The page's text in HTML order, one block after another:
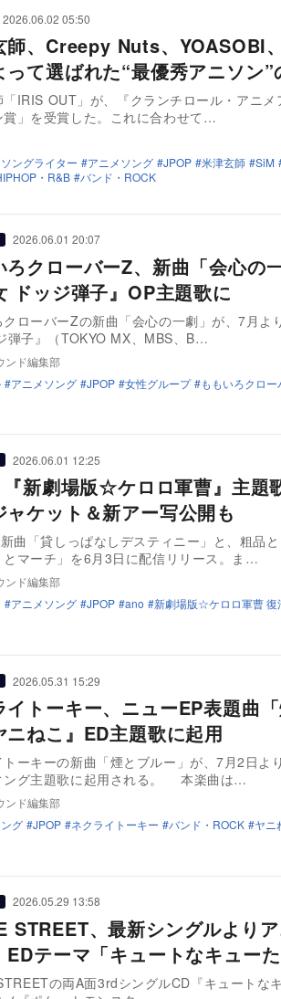
2026.06.02 05:50
師、Creepy Nuts、
って選ばれた“最優秀アニソン”
「IRIS OUT」が、『クランチロール・アニ
賞」を受賞した。これに合わせて…
ングライター
アニメソング JPOP 米津玄師 SiM
・R&B
バンド・ROCK
2026.06.01 20:07
ろクローバーZ、新曲「会心の
ドッジ弾子』OP主題歌に
クローバーZの新曲「会心の一劇」が、7月よ
弾子』（TOKYO MX、MBS、B…
ンド編集部
アニメソング JPOP 女性グループ ももいろクロー
2026.06.01 12:25
新劇場版☆ケロロ軍曹』主題
ケット＆新アー写公開も
曲「貸しっぱなしデスティニー」と、粗品
とマーチ」を6月3日に配信リリース。ま…
ンド編集部
アニメソング JPOP ano 新劇場版☆ケロロ軍曹 復
2026.05.31 15:29
イトーキー、ニューEP表題曲
ニねこ』ED主題歌に起用
トーキーの新曲「煙とブルー」が、7月2日よ
ング主題歌に起用される。 本楽曲は…
ンド編集部
グ
JPOP ネクライトーキー バンド・ROCK ヤニ
2026.05.29 13:58
STREET、最新シングルより
EDテーマ「キュートなキュー
の両A面3rdシングルCD『キュートな